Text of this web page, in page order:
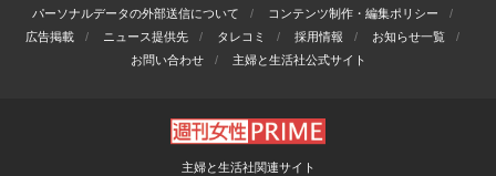
パーソナルデータの外部送信について
コンテンツ制作・編集ポリシー
広告掲載
ニュース提供先 タレコミ 採用情報
お知らせ一覧
お問い合わせ
主婦と生活社公式サイト
主婦と生活社関連サイト